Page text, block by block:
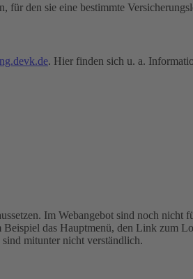
für den sie eine bestimmte
. Hier finden sich u. a.
Im Webangebot sind noch
das Hauptmenü, den Link zum
mitunter nicht verständlich.